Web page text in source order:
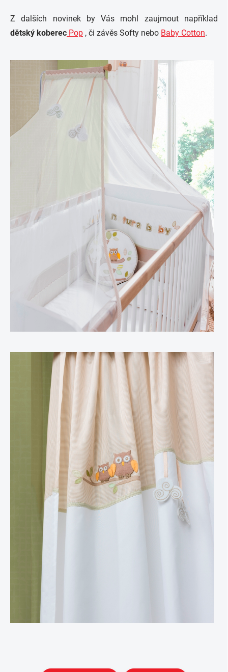
Z dalších novinek by Vás mohl zaujmout například
dětský koberec Pop , či závěs Softy nebo Baby Cotton.